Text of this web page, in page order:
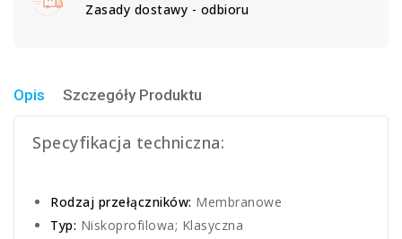
Zasady dostawy - odbioru
Opis Szczegóły Produktu
Specyfikacja techniczna:
Rodzaj przełączników: Membranowe
Typ: Niskoprofilowa; Klasyczna